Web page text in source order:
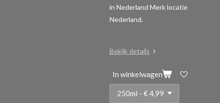
in Nederland Merk locatie
Nederland.
Bekijk details
In winkelwagen